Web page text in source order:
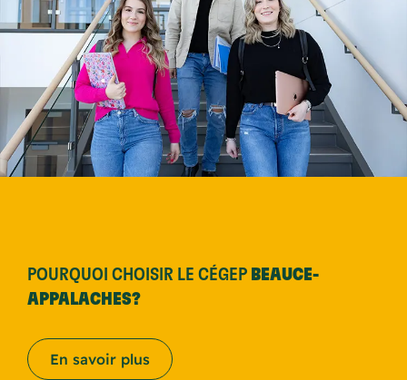
POURQUOI CHOISIR LE CÉGEP BEAUCE-
APPALACHES?
En savoir plus